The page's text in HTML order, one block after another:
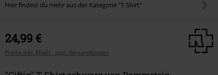
Hier findest du mehr aus der Kategorie "T-Shirt"
24,99 €
Preise inkl. MwSt., zzgl. Versandkosten